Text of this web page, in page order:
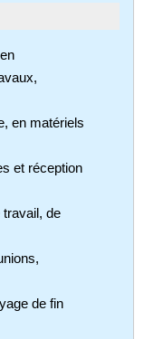
en matériels
et réception
travail, de
de fin